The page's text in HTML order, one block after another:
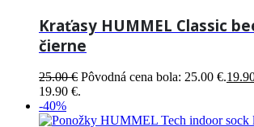
Kraťasy HUMMEL Classic
čierne
25.00€ Pôvodná cena bola: 25.00 €.
19.90 €.
-40%